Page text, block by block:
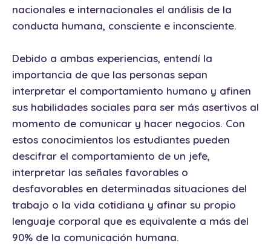
nacionales e internacionales el análisis de la
conducta humana, consciente e inconsciente.
Debido a ambas experiencias, entendí la
importancia de que las personas sepan
interpretar el comportamiento humano y afinen
sus habilidades sociales para ser más asertivos al
momento de comunicar y hacer negocios. Con
estos conocimientos los estudiantes pueden
descifrar el comportamiento de un jefe,
interpretar las señales favorables o
desfavorables en determinadas situaciones del
trabajo o la vida cotidiana y afinar su propio
lenguaje corporal que es equivalente a más del
90% de la comunicación humana.